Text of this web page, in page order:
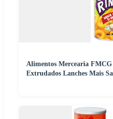
Alimentos Mercearia
Extrudados Lanches Mais